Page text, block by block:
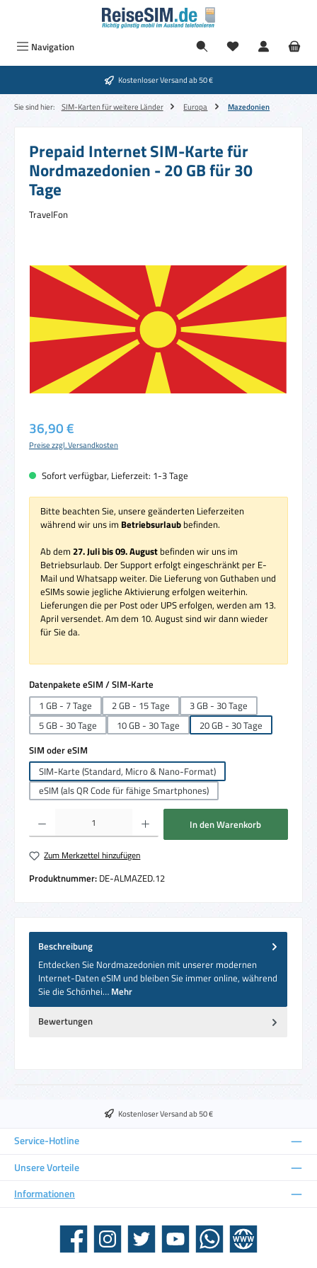
Zum Hauptinhalt springen
Navigation
Kostenloser Versand ab 50 €
Sie sind hier: SIM-Karten für weitere Länder Europa Mazedonien
Prepaid Internet SIM-Karte für
Nordmazedonien - 20 GB für 30
Tage
TravelFon
Regulärer Preis:
36,90 €
Preise zzgl. Versandkosten
Sofort verfügbar, Lieferzeit: 1-3 Tage
Bitte beachten Sie, unsere geänderten Lieferzeiten
während wir uns im Betriebsurlaub befinden.
Ab dem 27. Juli bis 09. August befinden wir uns im
Betriebsurlaub. Der Support erfolgt eingeschränkt per E-
Mail und Whatsapp weiter. Die Lieferung von Guthaben und
eSIMs sowie jegliche Aktivierung erfolgen weiterhin.
Lieferungen die per Post oder UPS erfolgen, werden am 13.
April versendet. Am dem 10. August sind wir dann wieder
für Sie da.
Datenpakete eSIM / SIM-Karte
1 GB - 7 Tage
2 GB - 15 Tage
3 GB - 30 Tage
5 GB - 30 Tage
10 GB - 30 Tage
20 GB - 30 Tage
SIM oder eSIM
SIM-Karte (Standard, Micro & Nano-Format)
eSIM (als QR Code für fähige Smartphones)
In den Warenkorb
Zum Merkzettel hinzufügen
Produktnummer: DE-ALMAZED.12
Beschreibung
Entdecken Sie Nordmazedonien mit unserer modernen
Internet-Daten eSIM und bleiben Sie immer online, während
Sie die Schönhei… Mehr
Bewertungen
Kostenloser Versand ab 50 €
Service-Hotline
Unsere Vorteile
Informationen
Facebook Instagram Twitter YouTube WhatsApp Website